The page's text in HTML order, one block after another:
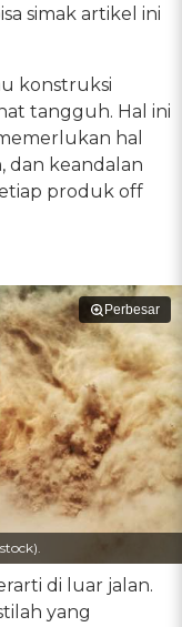
simak artikel ini
konstruksi
tangguh. Hal ini
hal
dan keandalan
produk off
Perbesar
di luar jalan.
yang